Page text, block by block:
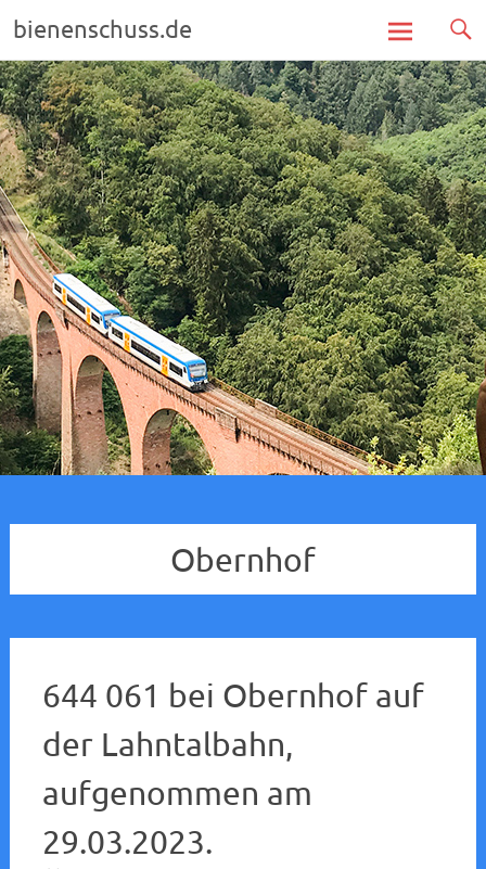
bienenschuss.de
Zum
Inhalt
springen
Obernhof
644 061 bei Obernhof auf
der Lahntalbahn,
aufgenommen am
29.03.2023.